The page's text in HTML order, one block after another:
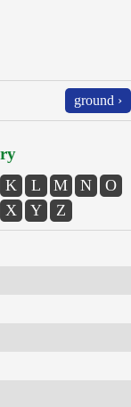
ground ›
K L M N
O
X Y Z